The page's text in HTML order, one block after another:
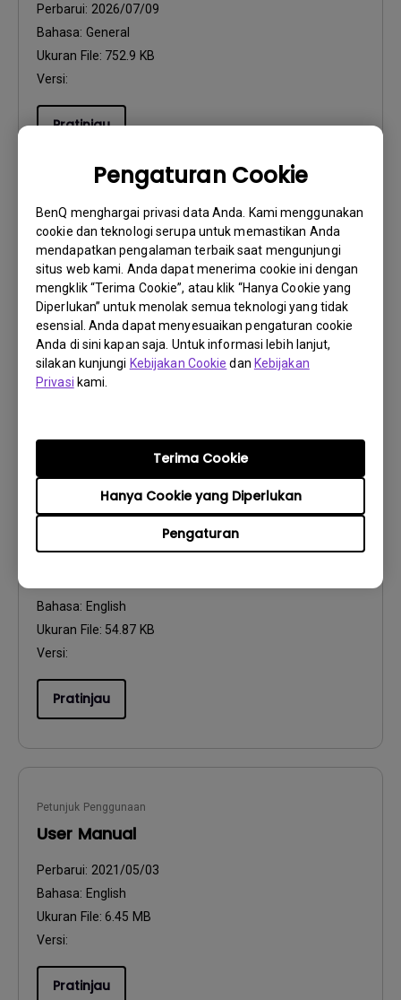
Pengaturan Cookie
BenQ menghargai privasi data Anda. Kami menggunakan
cookie dan teknologi serupa untuk memastikan Anda
mendapatkan pengalaman terbaik saat mengunjungi
situs web kami. Anda dapat menerima cookie ini dengan
mengklik “Terima Cookie”, atau klik “Hanya Cookie yang
Diperlukan” untuk menolak semua teknologi yang tidak
esensial. Anda dapat menyesuaikan pengaturan cookie
Anda di sini kapan saja. Untuk informasi lebih lanjut,
silakan kunjungi Kebijakan Cookie dan Kebijakan
Privasi kami.
Pengaturan
Hanya Cookie yang Diperlukan
Terima Cookie
Perbarui: 2026/07/09
Bahasa: General
Ukuran File: 752.9 KB
Versi:
Pratinjau
Petunjuk Penggunaan
Resolution file
Perbarui:
2020/04/13
Bahasa: English
Ukuran File:476.98 KB
Versi:
Petunjuk Penggunaan
Safety Warning and Notice
Bahasa: English
Ukuran File: 54.87 KB
Versi:
Pratinjau
Petunjuk Penggunaan
User Manual
Perbarui: 2021/05/03
Bahasa: English
Ukuran File: 6.45 MB
Versi:
Pratinjau